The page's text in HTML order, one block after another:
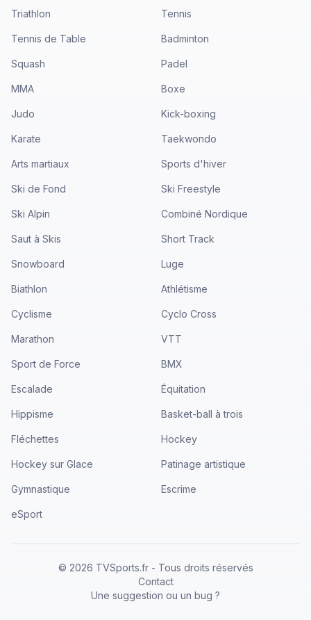
Triathlon Tennis
Tennis de Table Badminton
Squash Padel
MMA Boxe
Judo Kick-boxing
Karate Taekwondo
Arts martiaux Sports d'hiver
Ski de Fond Ski Freestyle
Ski Alpin Combiné Nordique
Saut à Skis Short Track
Snowboard Luge
Biathlon Athlétisme
Cyclisme Cyclo Cross
Marathon VTT
Sport de Force BMX
Escalade Équitation
Hippisme Basket-ball à trois
Fléchettes Hockey
Hockey sur Glace Patinage artistique
Gymnastique Escrime
eSport
© 2026 TVSports.fr - Tous droits réservés
Contact
Une suggestion ou un bug ?